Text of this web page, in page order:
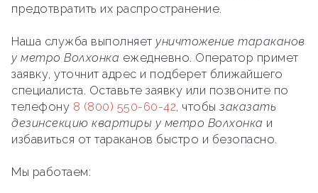
предотвратить их распространение.
Наша служба выполняет уничтожение тараканов
у метро Волхонка ежедневно. Оператор примет
заявку, уточнит адрес и подберет ближайшего
специалиста. Оставьте заявку или позвоните по
телефону 8 (800) 550-60-42, чтобы заказать
дезинсекцию квартиры у метро Волхонка и
избавиться от тараканов быстро и безопасно.
Мы работаем: